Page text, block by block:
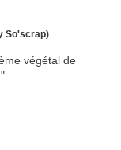
So'scrap)